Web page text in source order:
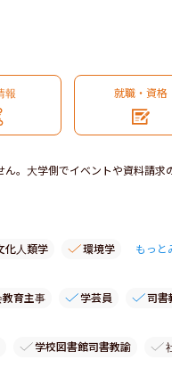
報 就職・資格
。大学側でイベントや資料請求
化人類学 環境学 もっと
教育主事 学芸員 司書
学校図書館司書教諭